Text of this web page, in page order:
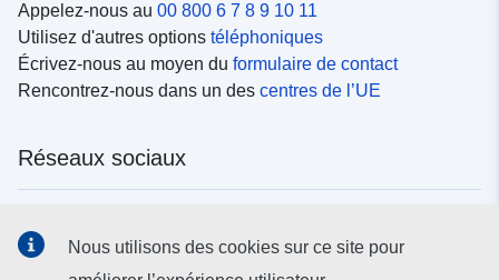
Appelez-nous au 00 800 6 7 8 9 10 11
Utilisez d'autres options téléphoniques
Écrivez-nous au moyen du formulaire de contact
Rencontrez-nous dans un des centres de l’UE
Réseaux sociaux
Nous utilisons des cookies sur ce site pour